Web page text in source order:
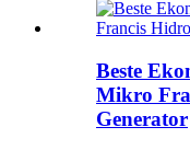
Beste
Mikro
Generator